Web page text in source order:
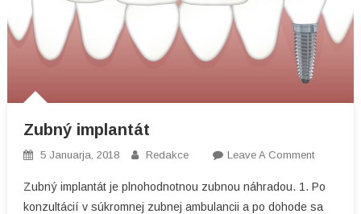
Zubný implantát
5 Januarja, 2018 Redakce Leave A CommentOn
Implantát
Zubný implantát je plnohodnotnou zubnou náhradou. 1. Po
konzultácií v súkromnej zubnej ambulancii a po dohode sa